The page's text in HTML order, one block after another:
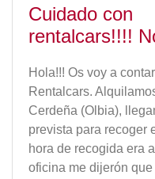
Cuidado con
rentalcars!!!!
Hola!!! Os voy a
Rentalcars.
Cerdeña (Olbia),
prevista para recoger
hora de recogida era
oficina me dijerón